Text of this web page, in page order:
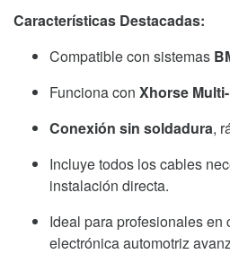
Características Destacadas:
Compatible con sistemas
Funciona con Xhorse
Conexión sin soldadura,
Incluye todos los cables
instalación directa.
Ideal para profesionales en
electrónica automotriz